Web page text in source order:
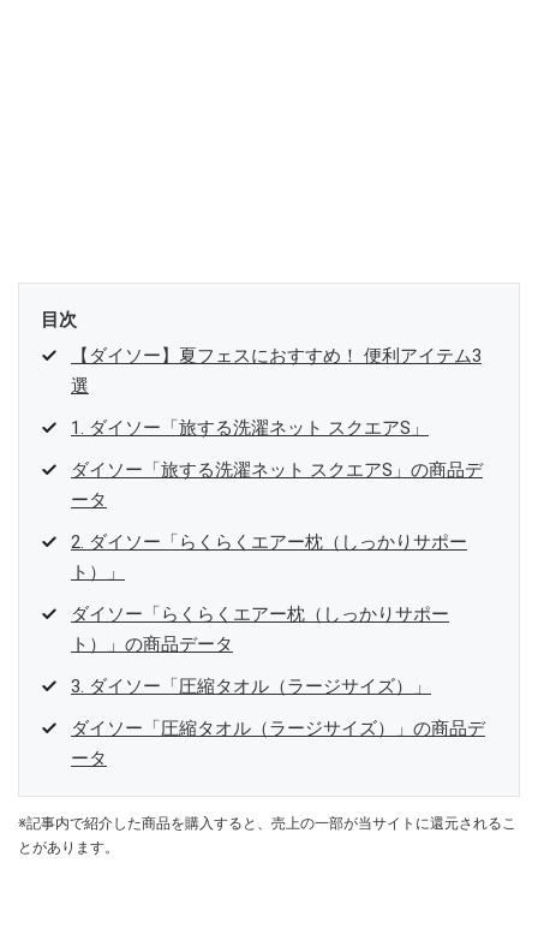
目次
【ダイソー】夏フェスにおすすめ！ 便利アイテム3
選
1. ダイソー「旅する洗濯ネット スクエアS」
ダイソー「旅する洗濯ネット スクエアS」の商品デ
ータ
2. ダイソー「らくらくエアー枕（しっかりサポー
ト）」
ダイソー「らくらくエアー枕（しっかりサポー
ト）」の商品データ
3. ダイソー「圧縮タオル（ラージサイズ）」
ダイソー「圧縮タオル（ラージサイズ）」の商品デ
ータ
※記事内で紹介した商品を購入すると、売上の一部が当サイトに還元されるこ
とがあります。